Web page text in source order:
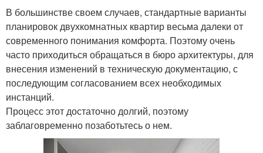
В большинстве своем случаев, стандартные варианты
планировок двухкомнатных квартир весьма далеки от
современного понимания комфорта. Поэтому очень
часто приходиться обращаться в бюро архитектуры, для
внесения изменений в техническую документацию, с
последующим согласованием всех необходимых
инстанций.
Процесс этот достаточно долгий, поэтому
заблаговременно позаботьтесь о нем.